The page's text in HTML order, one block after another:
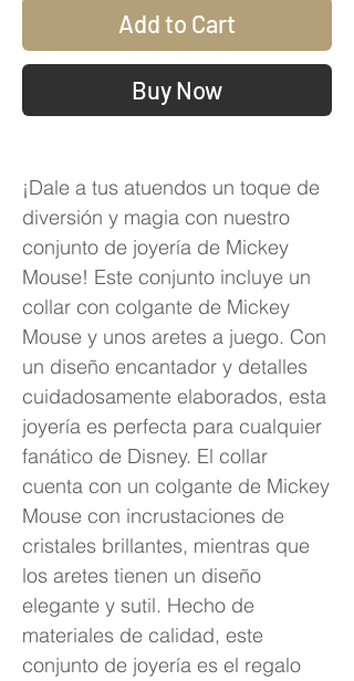
Add to Cart
Buy Now
¡Dale a tus atuendos un toque de
diversión y magia con nuestro
conjunto de joyería de Mickey
Mouse! Este conjunto incluye un
collar con colgante de Mickey
Mouse y unos aretes a juego. Con
un diseño encantador y detalles
cuidadosamente elaborados, esta
joyería es perfecta para cualquier
fanático de Disney. El collar
cuenta con un colgante de Mickey
Mouse con incrustaciones de
cristales brillantes, mientras que
los aretes tienen un diseño
elegante y sutil. Hecho de
materiales de calidad, este
conjunto de joyería es el regalo